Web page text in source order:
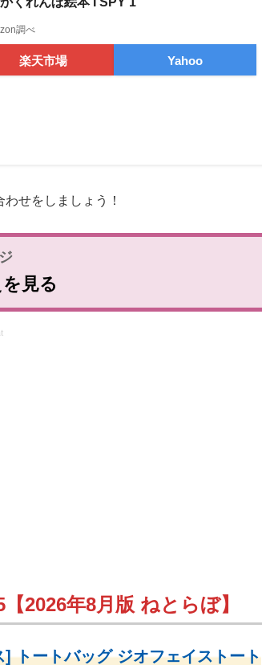
調べ
楽天市場 Yahoo
せをしましょう！
を見る
2026年8月版 ねとらぼ】
トートバッグ ジオフェイストート